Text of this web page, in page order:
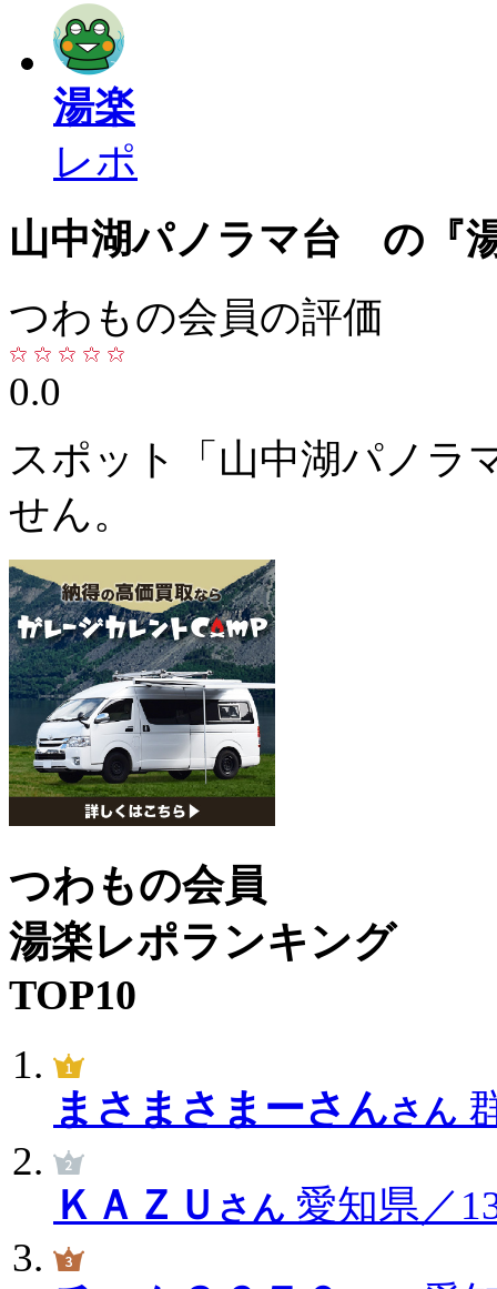
湯楽
レポ
山中湖パノラマ台 の『
つわもの会員の評価
0.0
スポット「山中湖パノラ
せん。
つわもの会員
湯楽レポランキング
TOP10
まさまさまーさんさん
ＫＡＺＵ さん 愛知県／